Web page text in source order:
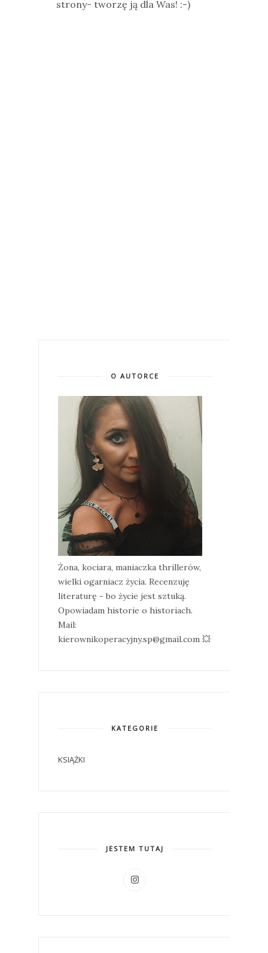
strony- tworzę ją dla Was! :-)
O AUTORCE
Żona, kociara, maniaczka thrillerów,
wielki ogarniacz życia. Recenzuję
literaturę - bo życie jest sztuką.
Opowiadam historie o historiach.
Mail:
kierownikoperacyjny.sp@gmail.com 💥
KATEGORIE
KSIĄŻKI
JESTEM TUTAJ